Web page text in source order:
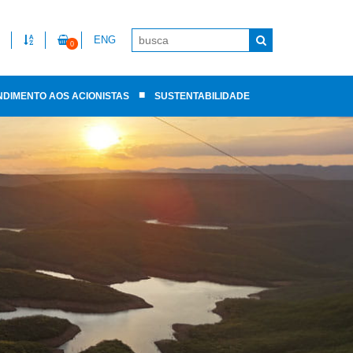
0 ENG
AOS ACIONISTAS ■ SUSTENTABILIDADE